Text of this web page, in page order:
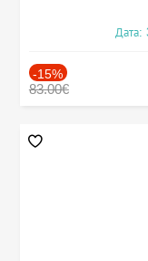
Дата:
-15%
83.00€